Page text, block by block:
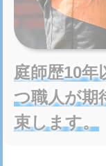
庭師歴10年
つ職人が期
束します。